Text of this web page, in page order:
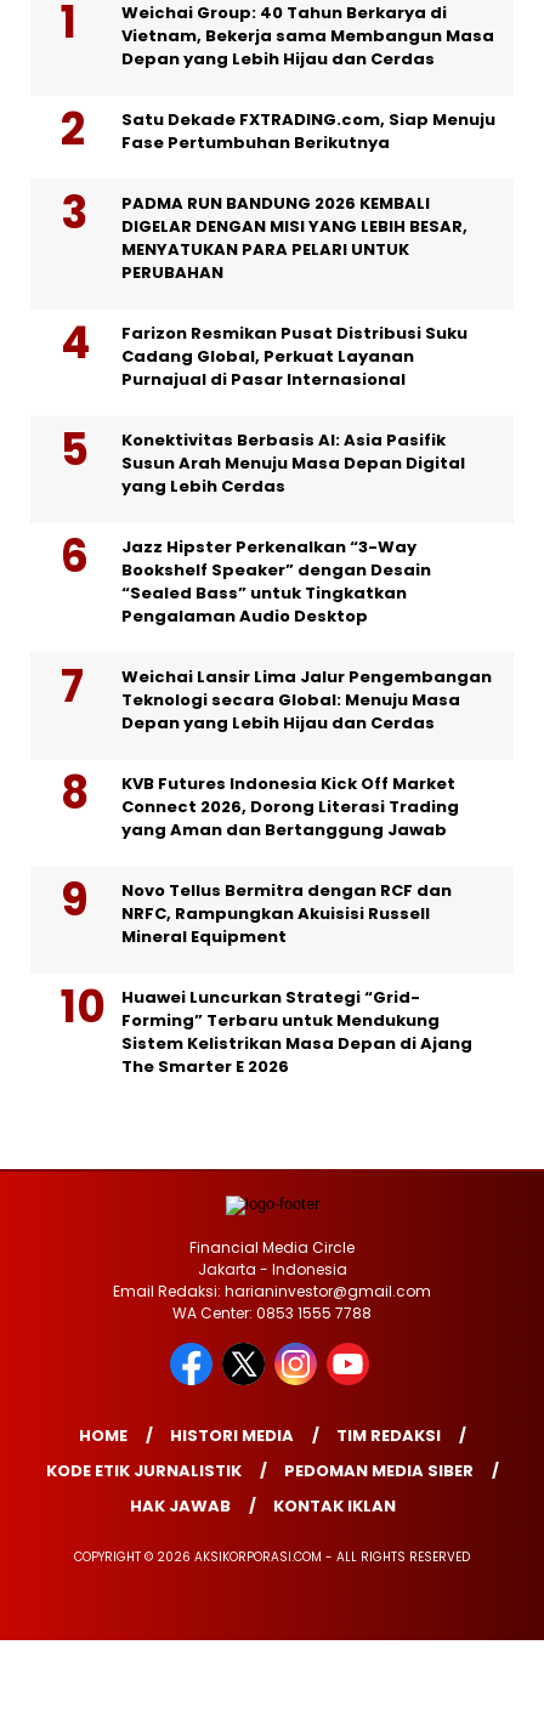
Weichai Group: 40 Tahun Berkarya di
Vietnam, Bekerja sama Membangun Masa
Depan yang Lebih Hijau dan Cerdas
Satu Dekade FXTRADING.com, Siap Menuju
Fase Pertumbuhan Berikutnya
PADMA RUN BANDUNG 2026 KEMBALI
DIGELAR DENGAN MISI YANG LEBIH BESAR,
MENYATUKAN PARA PELARI UNTUK
PERUBAHAN
Farizon Resmikan Pusat Distribusi Suku
Cadang Global, Perkuat Layanan
Purnajual di Pasar Internasional
Konektivitas Berbasis AI: Asia Pasifik
Susun Arah Menuju Masa Depan Digital
yang Lebih Cerdas
Jazz Hipster Perkenalkan “3-Way
Bookshelf Speaker” dengan Desain
“Sealed Bass” untuk Tingkatkan
Pengalaman Audio Desktop
Weichai Lansir Lima Jalur Pengembangan
Teknologi secara Global: Menuju Masa
Depan yang Lebih Hijau dan Cerdas
KVB Futures Indonesia Kick Off Market
Connect 2026, Dorong Literasi Trading
yang Aman dan Bertanggung Jawab
Novo Tellus Bermitra dengan RCF dan
NRFC, Rampungkan Akuisisi Russell
Mineral Equipment
Huawei Luncurkan Strategi “Grid-
Forming” Terbaru untuk Mendukung
Sistem Kelistrikan Masa Depan di Ajang
The Smarter E 2026
Financial Media Circle
Jakarta - Indonesia
Email Redaksi: harianinvestor@gmail.com
WA Center: 0853 1555 7788
HOME HISTORI MEDIA
TIM REDAKSI
KODE ETIK JURNALISTIK
PEDOMAN MEDIA SIBER
HAK JAWAB
KONTAK IKLAN
COPYRIGHT © 2026 AKSIKORPORASI.COM - ALL RIGHTS RESERVED